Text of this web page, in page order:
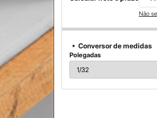
Não
Conversor de medidas
Polegadas